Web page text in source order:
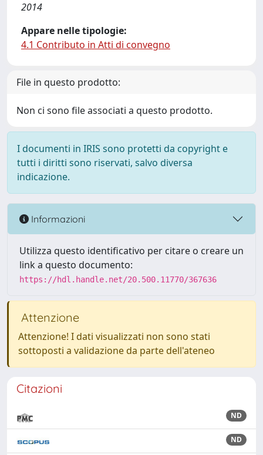
2014
Appare nelle tipologie:
4.1 Contributo in Atti di convegno
File in questo prodotto:
Non ci sono file associati a questo prodotto.
I documenti in IRIS sono protetti da copyright e
tutti i diritti sono riservati, salvo diversa
indicazione.
Informazioni
Utilizza questo identificativo per citare o creare un
link a questo documento:
https://hdl.handle.net/20.500.11770/367636
Attenzione
Attenzione! I dati visualizzati non sono stati
sottoposti a validazione da parte dell'ateneo
Citazioni
ND
ND